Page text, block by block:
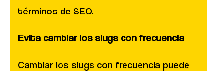
términos de SEO.
Evita cambiar los slugs con frecuencia
Cambiar los slugs con frecuencia puede